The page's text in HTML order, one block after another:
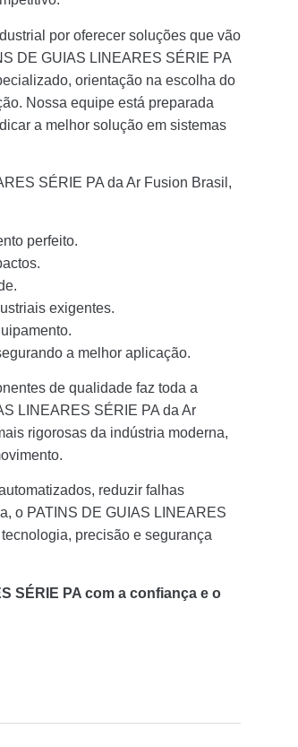
por oferecer soluções que vão
DE GUIAS LINEARES SÉRIE PA
orientação na escolha do
Nossa equipe está preparada
a melhor solução em sistemas
SÉRIE PA da Ar Fusion Brasil,
perfeito.
exigentes.
a melhor aplicação.
de qualidade faz toda a
LINEARES SÉRIE PA da Ar
rigorosas da indústria moderna,
reduzir falhas
o PATINS DE GUIAS LINEARES
precisão e segurança
SÉRIE PA com a confiança e o